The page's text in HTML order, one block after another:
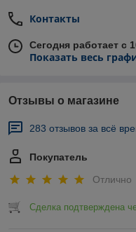
Контакты
Сегодня работает с
Показать весь
Отзывы о магазине
283 отзывов за всё
Покупатель
Отлично
Сделка подтверждена